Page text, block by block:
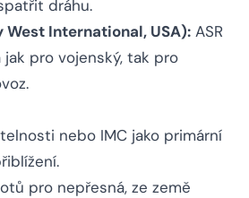
dráhu.
West International, USA): ASR
pro vojenský, tak pro
nebo IMC jako primární
pro nepřesná, ze země